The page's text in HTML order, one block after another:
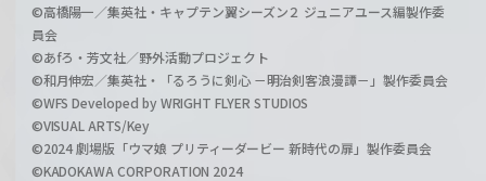
©高橋陽一／集英社・キャプテン翼シーズン２ ジュニアユース編製作委
員会
©あfろ・芳文社／野外活動プロジェクト
©和月伸宏／集英社・「るろうに剣心 －明治剣客浪漫譚－」製作委員会
©WFS Developed by WRIGHT FLYER STUDIOS
©VISUAL ARTS/Key
©2024 劇場版「ウマ娘 プリティーダービー 新時代の扉」製作委員会
©KADOKAWA CORPORATION 2024